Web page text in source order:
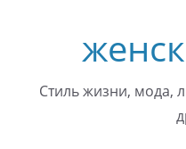
содержимому
Стиль жизни, мода,